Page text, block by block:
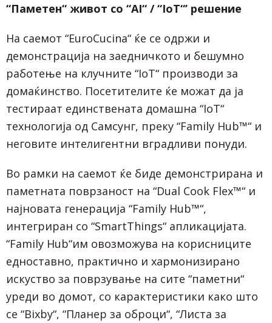
“Паметен“ живот со “AI“ / “IoT“’ решение
На саемот “EuroCucina“ ќе се одржи и
демонстрација на заедничкото и бешумно
работење на клучните “IoT“ производи за
домаќинство. Посетителите ќе можат да ја
тестираат единствената домашна “IoT“
технологија од Самсунг, преку “Family Hub™“ и
неговите интелигентни вградливи понуди.
Во рамки на саемот ќе биде демонстрирана и
паметната поврзаност на “Dual Cook Flex™“ и
најновата генерација “Family Hub™“,
интегриран со “SmartThings“ апликацијата.
“Family Hub“им овозможува на корисниците
едноставно, практично и хармонизирано
искуство за поврзување на сите “паметни“
уреди во домот, со карактеристики како што
се “Bixby“, “Планер за оброци“, “Листа за